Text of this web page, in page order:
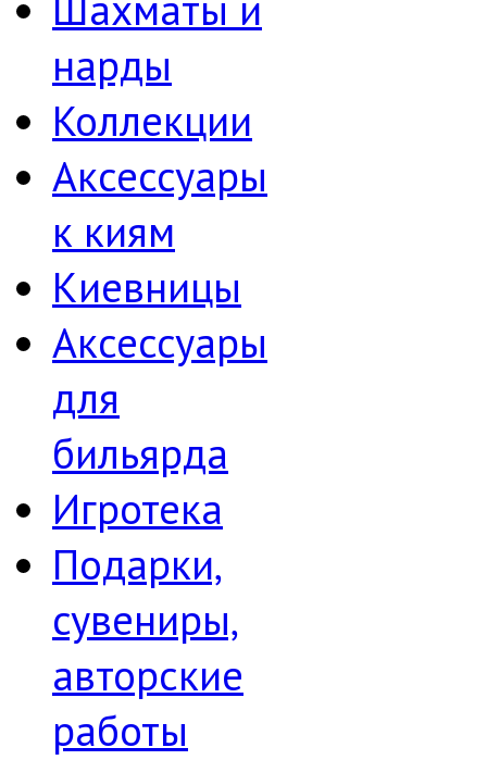
нарды
Коллекции
Аксессуары
к киям
Киевницы
Аксессуары
для
бильярда
Игротека
Подарки,
сувениры,
авторские
работы